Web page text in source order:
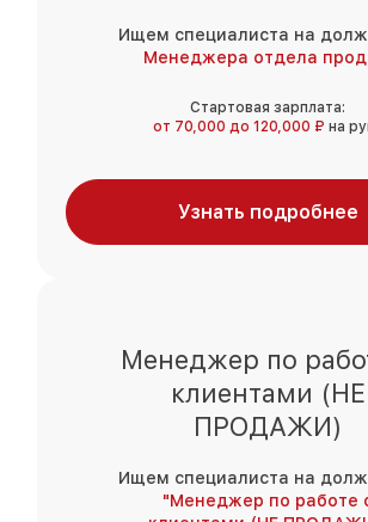
Ищем специалиста на
Менеджера отдела
Стартовая зарплата:
от 70,000 до 120,000 ₽ на
Узнать подробнее
Менеджер по
клиентами (НЕ
ПРОДАЖИ)
Ищем специалиста на
"Менеджер по работе